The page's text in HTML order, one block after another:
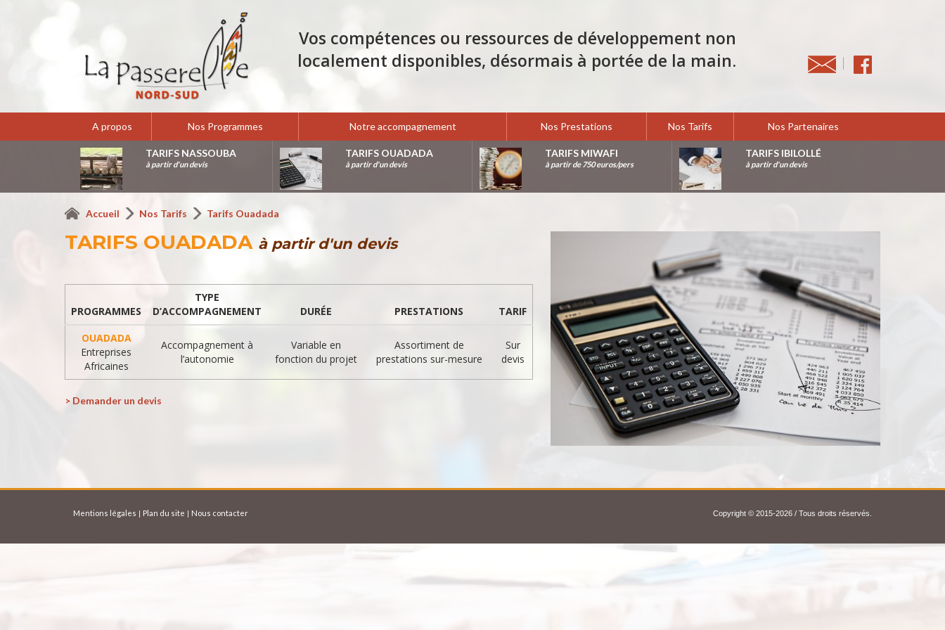
Vos compétences ou ressources de développement non
localement disponibles, désormais à portée de la main.
A propos Nos Programmes Notre accompagnement Nos Prestations Nos Tarifs Nos Partenaires
TARIFS NASSOUBA
à partir d'un devis
TARIFS OUADADA
à partir d'un devis
TARIFS MIWAFI
à partir de 750 euros/pers
TARIFS IBILOLLÉ
à partir d'un devis
Accueil Nos Tarifs Tarifs Ouadada
TARIFS OUADADA à partir d'un devis
PROGRAMMES
TYPE
D’ACCOMPAGNEMENT
DURÉE PRESTATIONS
TARIF
OUADADA
Entreprises
Africaines
Accompagnement à
l’autonomie
Variable en
fonction du projet
Assortiment de
prestations sur-mesure
Sur
devis
> Demander un devis
Mentions légales Plan du site Nous contacter Copyright © 2015-2026 / Tous droits réservés.